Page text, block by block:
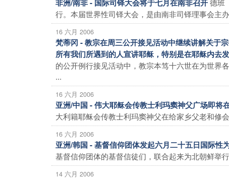
非洲/南非 - 国际司铎大会将于七月在南非召开
行。本届世界性司铎大会，是由南非司铎理事会主
16 六月 2006
梵蒂冈 - 教宗在周三公开接见活动中继续讲解关于
所有我们所遇到的人宣讲耶稣，特别是在耶稣内去
的公开例行接见活动中，教宗本笃十六世在为世
...
16 六月 2006
亚洲/中国 - 伟大耶稣会传教士利玛窦神父广场即将
大利籍耶稣会传教士利玛窦神父在给家乡父老和修
16 六月 2006
亚洲/韩国 - 基督信仰团体发起六月二十五日国际性
基督信仰团体的基督信徒们，联合起来为北朝鲜举
14 六月 2006